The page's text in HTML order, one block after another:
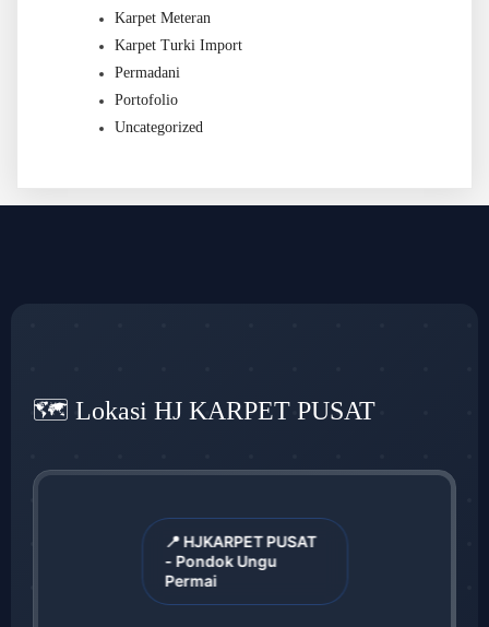
Karpet Meteran
Karpet Turki Import
Permadani
Portofolio
Uncategorized
🗺️ Lokasi HJ KARPET PUSAT
📍 HJKARPET PUSAT
- Pondok Ungu
Permai